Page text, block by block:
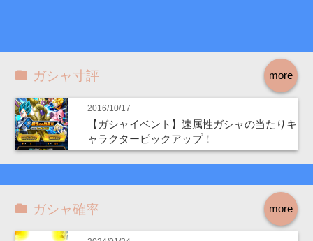
more
ガシャ寸評
2016/10/17
【ガシャイベント】速属性ガシャの当たりキ
ャラクターピックアップ！
more
ガシャ確率